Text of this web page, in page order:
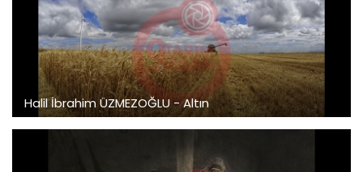
Halil İbrahim ÜZMEZOĞLU - Altın